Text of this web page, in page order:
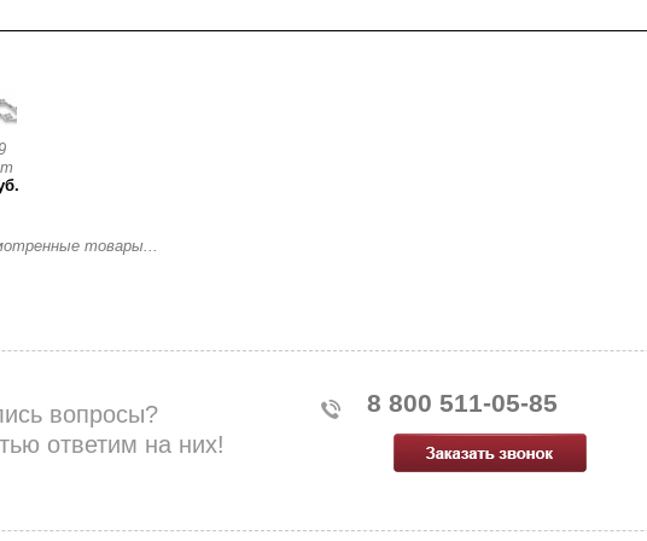
товары...
вопросы?
ответим на них!
8 800 511-05-85